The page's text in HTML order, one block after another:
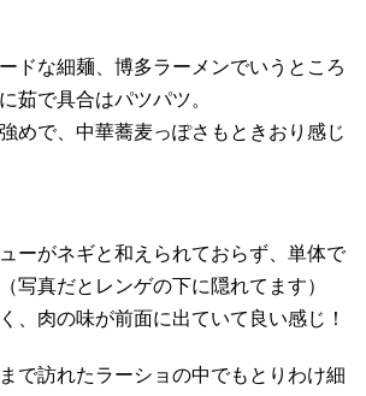
ドな細麺、博多ラーメンでいうところ
茹で具合はパツパツ。
めで、中華蕎麦っぽさもときおり感じ
ーがネギと和えられておらず、単体で
写真だとレンゲの下に隠れてます）
、肉の味が前面に出ていて良い感じ！
で訪れたラーショの中でもとりわけ細